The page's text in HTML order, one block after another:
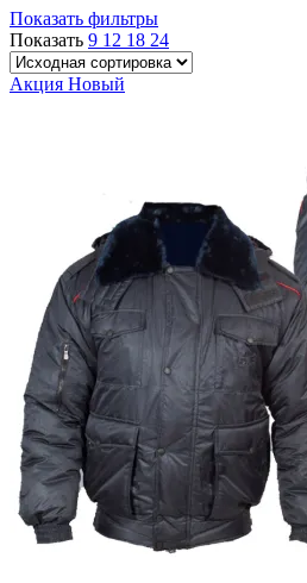
Показать фильтры
Показать 9 12 18 24
Акция Новый